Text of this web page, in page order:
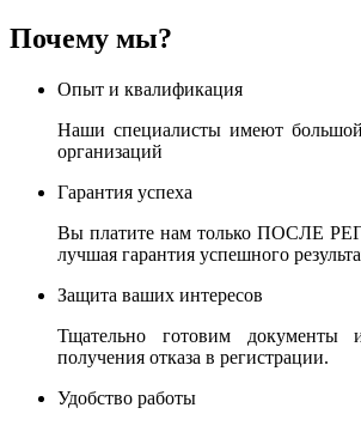
Почему мы?
Опыт и квалификация
Наши специалисты имеют
организаций
Гарантия успеха
Вы платите нам только ПОСЛЕ
лучшая гарантия успешного
Защита ваших интересов
Тщательно готовим документы
получения отказа в регистрации.
Удобство работы